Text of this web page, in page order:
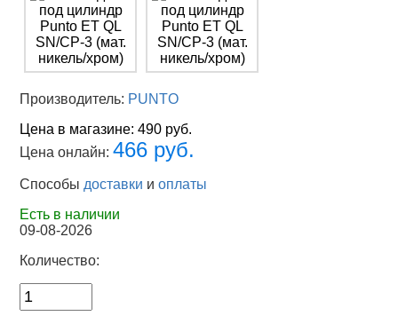
Производитель: PUNTO
Цена в магазине:490 руб.
Цена онлайн:466 руб.
Способы доставки иоплаты
Есть в наличии
09-08-2026
Количество: